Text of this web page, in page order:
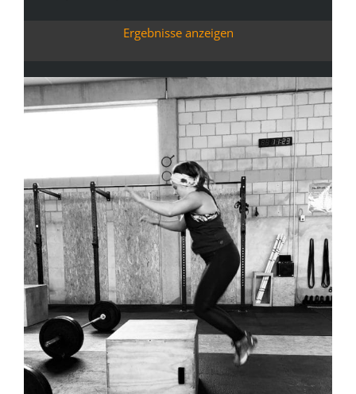
Ergebnisse anzeigen